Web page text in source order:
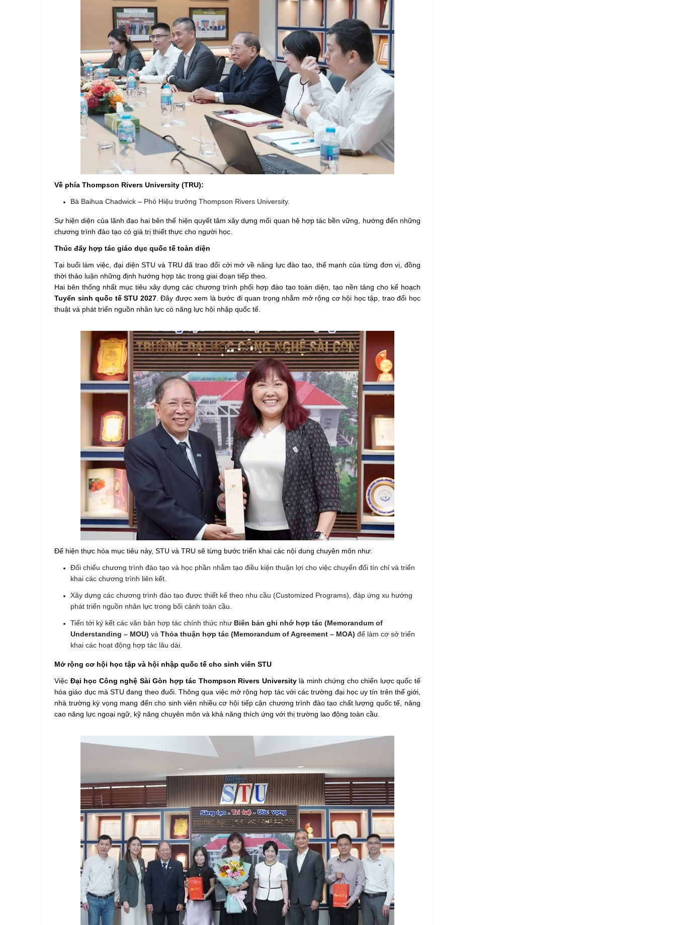
Về phía Thompson Rivers University (TRU):
Bà Baihua Chadwick – Phó Hiệu trưởng Thompson Rivers University.
Sự hiện diện của lãnh đạo hai bên thể hiện quyết tâm xây dựng mối quan hệ hợp tác bền vững, hướng đến những
chương trình đào tạo có giá trị thiết thực cho người học.
Thúc đẩy hợp tác giáo dục quốc tế toàn diện
Tại buổi làm việc, đại diện STU và TRU đã trao đổi cởi mở về năng lực đào tạo, thế mạnh của từng đơn vị, đồng
thời thảo luận những định hướng hợp tác trong giai đoạn tiếp theo.
Hai bên thống nhất mục tiêu xây dựng các chương trình phối hợp đào tạo toàn diện, tạo nền tảng cho kế hoạch
Tuyển sinh quốc tế STU 2027. Đây được xem là bước đi quan trọng nhằm mở rộng cơ hội học tập, trao đổi học
thuật và phát triển nguồn nhân lực có năng lực hội nhập quốc tế.
Để hiện thực hóa mục tiêu này, STU và TRU sẽ từng bước triển khai các nội dung chuyên môn như:
Đối chiếu chương trình đào tạo và học phần nhằm tạo điều kiện thuận lợi cho việc chuyển đổi tín chỉ và triển
khai các chương trình liên kết.
Xây dựng các chương trình đào tạo được thiết kế theo nhu cầu (Customized Programs), đáp ứng xu hướng
phát triển nguồn nhân lực trong bối cảnh toàn cầu.
Tiến tới ký kết các văn bản hợp tác chính thức như Biên bản ghi nhớ hợp tác (Memorandum of
Understanding – MOU) và Thỏa thuận hợp tác (Memorandum of Agreement – MOA) để làm cơ sở triển
khai các hoạt động hợp tác lâu dài.
Mở rộng cơ hội học tập và hội nhập quốc tế cho sinh viên STU
Việc Đại học Công nghệ Sài Gòn hợp tác Thompson Rivers Universitylà minh chứng cho chiến lược quốc tế
hóa giáo dục mà STU đang theo đuổi. Thông qua việc mở rộng hợp tác với các trường đại học uy tín trên thế giới,
nhà trường kỳ vọng mang đến cho sinh viên nhiều cơ hội tiếp cận chương trình đào tạo chất lượng quốc tế, nâng
cao năng lực ngoại ngữ, kỹ năng chuyên môn và khả năng thích ứng với thị trường lao động toàn cầu.